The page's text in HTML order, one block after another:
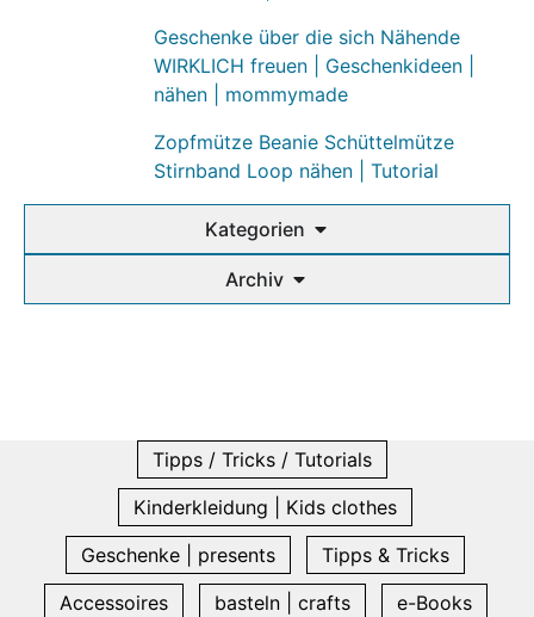
Geschenke über die sich Nähende
WIRKLICH freuen | Geschenkideen |
nähen | mommymade
Zopfmütze Beanie Schüttelmütze
Stirnband Loop nähen | Tutorial
Kategorien
Archiv
Tipps / Tricks / Tutorials
Kinderkleidung | Kids clothes
Geschenke | presents
Tipps & Tricks
Accessoires
basteln | crafts
e-Books